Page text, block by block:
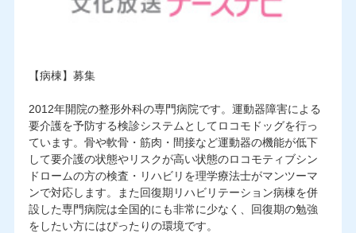
【病棟】募集
2012年開院の整形外科の専門病院です。運動器障害による
要介護を予防する検診システムとしてロコモドッグを行っ
ています。骨や軟骨・筋肉・間接など運動器の機能が低下
して要介護の状態やリスクが高い状態のロコモティブシン
ドロームの方の検査・リハビリを理学療法士がマンツーマ
ンで対応します。また回復期リハビリテーション病棟を併
設した専門病院は全国的にも非常に少なく、回復期の勉強
をしたい方にはぴったりの環境です。